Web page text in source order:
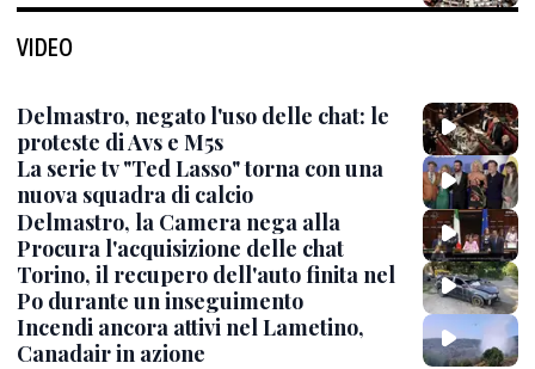
VIDEO
Delmastro, negato l'uso delle chat: le
proteste di Avs e M5s
La serie tv "Ted Lasso" torna con una
nuova squadra di calcio
Delmastro, la Camera nega alla
Procura l'acquisizione delle chat
Torino, il recupero dell'auto finita nel
Po durante un inseguimento
Incendi ancora attivi nel Lametino,
Canadair in azione